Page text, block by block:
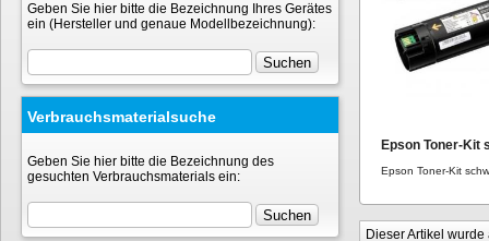
Geben Sie hier bitte die Bezeichnung Ihres Gerätes
ein (Hersteller und genaue Modellbezeichnung):
Verbrauchsmaterialsuche
Geben Sie hier bitte die Bezeichnung des
gesuchten Verbrauchsmaterials ein:
Epson Toner-Kit
Epson Toner-Kit
Dieser Artikel